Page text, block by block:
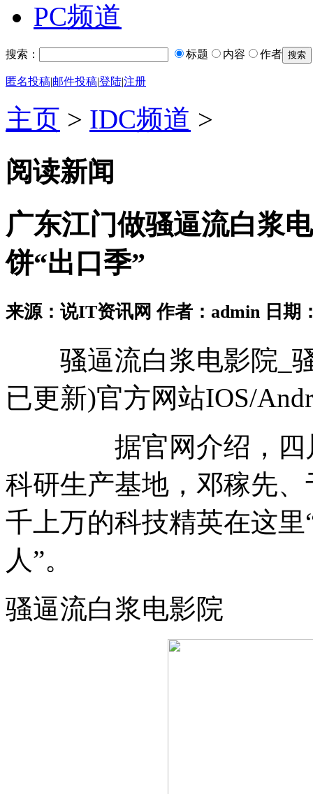
PC频道
搜索： 标题 内容 作者
匿名投稿|邮件投稿|登陆|注册
主页 > IDC频道 >
阅读新闻
广东江门做骚逼流白浆
饼“出口季”
来源：说IT资讯网 作者：admin 日期
骚逼流白浆电影院_骚
已更新)官方网站IOS/
据官网介绍，四川
科研生产基地，邓稼先
千上万的科技精英在这
人”。
骚逼流白浆电影院